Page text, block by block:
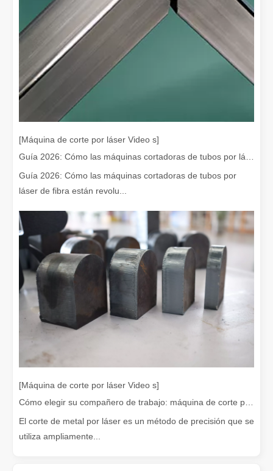
¡Nuestros socios internacionales viajaron miles de millas para
El team building de Leapion Red Leaf Valley ha llegado a una conclusión exitosa
Saliendo del ajetreo y el bullicio, nos embarcamos en un viaje
[Máquina de corte por láser Video s]
Guía 2026: Cómo las máquinas cortadoras de tubos por
láser de fibra están revolu...
[Máquina de corte por láser Video s]
El corte de metal por láser es un método de precisión que se
utiliza ampliamente...